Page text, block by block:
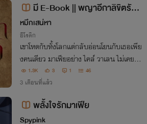
มี E-Book || พญาอีกาลิขิตรัก :
ไคล์ วาเลน
หมึกเสน่หา
อีโรติก
เขาโหดกับทั้งโลกแต่กลับอ่อนโยนกับเธอเพีย
งคนเดียว มาเฟียอย่าง ไคล์ วาเลน ไม่เคยจี
บใคร แต่เมื่อผู้หญิงที่เขารอมานานกลับมาโ
สดครั้งนี้เขาจะจีบแบบ ไม่ให้เธอมีทางหนี
1.3K 3 1 46
3 เดือนที่แล้ว
พลั้งใจรักมาเฟีย
Spypink